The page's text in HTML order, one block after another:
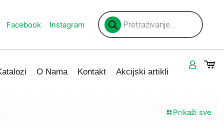
Facebook Instagram
Products
search
O Nama Kontakt Akcijski artikli
Prikaži sve